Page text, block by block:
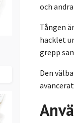
och
Tången
hacklet
grepp
Den